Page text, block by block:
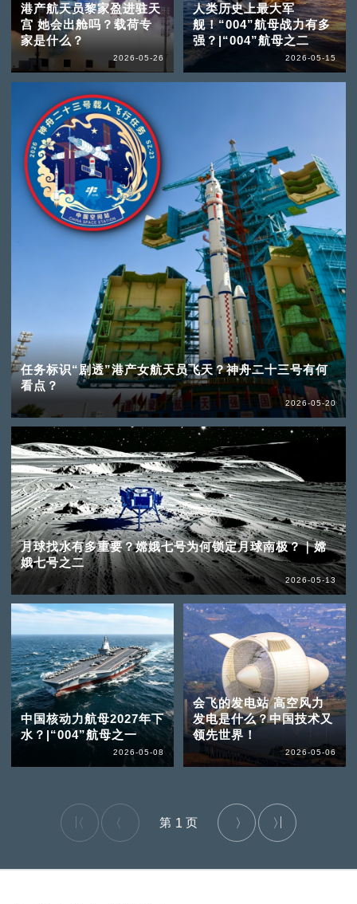
港产航天员黎家盈进驻天
宫 她会出舱吗？载荷专
家是什么？
2026-05-26
任务标识“剧透”港产女航天员飞天？神舟二十三号有何
看点？
2026-05-20
人类历史上最大军
舰！“004”航母战力有多
强？|“004”航母之二
2026-05-15
月球找水有多重要？嫦娥七号为何锁定月球南极？｜嫦
娥七号之二
2026-05-13
中国核动力航母2027年下
水？|“004”航母之一
2026-05-08
会飞的发电站 高空风力
发电是什么？中国技术又
领先世界！
2026-05-06
1